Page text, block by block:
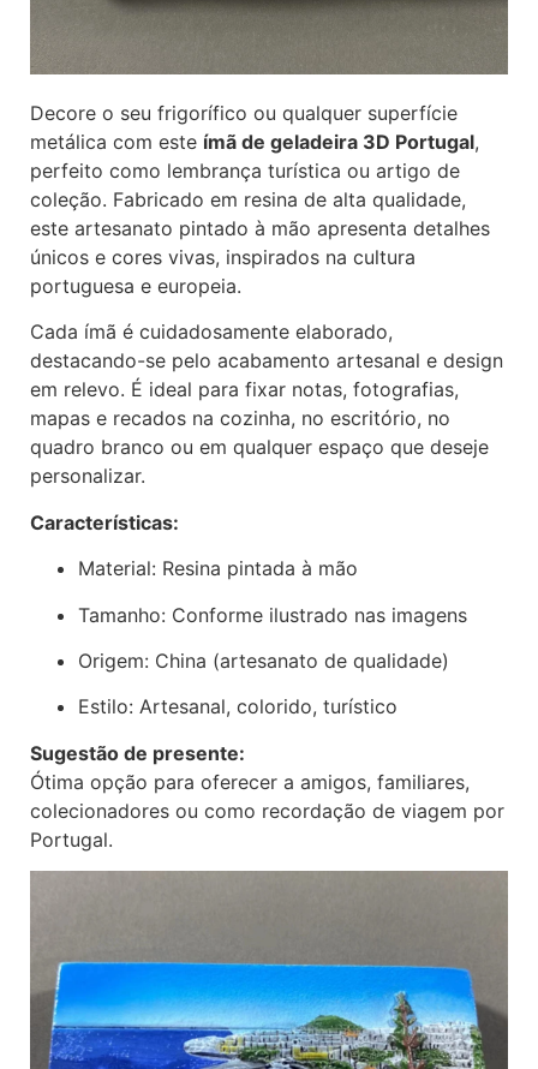
Decore o seu frigorífico ou qualquer superfície
metálica com este ímã de geladeira 3D Portugal,
perfeito como lembrança turística ou artigo de
coleção. Fabricado em resina de alta qualidade,
este artesanato pintado à mão apresenta detalhes
únicos e cores vivas, inspirados na cultura
portuguesa e europeia.
Cada ímã é cuidadosamente elaborado,
destacando-se pelo acabamento artesanal e design
em relevo. É ideal para fixar notas, fotografias,
mapas e recados na cozinha, no escritório, no
quadro branco ou em qualquer espaço que deseje
personalizar.
Características:
Material: Resina pintada à mão
Tamanho: Conforme ilustrado nas imagens
Origem: China (artesanato de qualidade)
Estilo: Artesanal, colorido, turístico
Sugestão de presente:
Ótima opção para oferecer a amigos, familiares,
colecionadores ou como recordação de viagem por
Portugal.